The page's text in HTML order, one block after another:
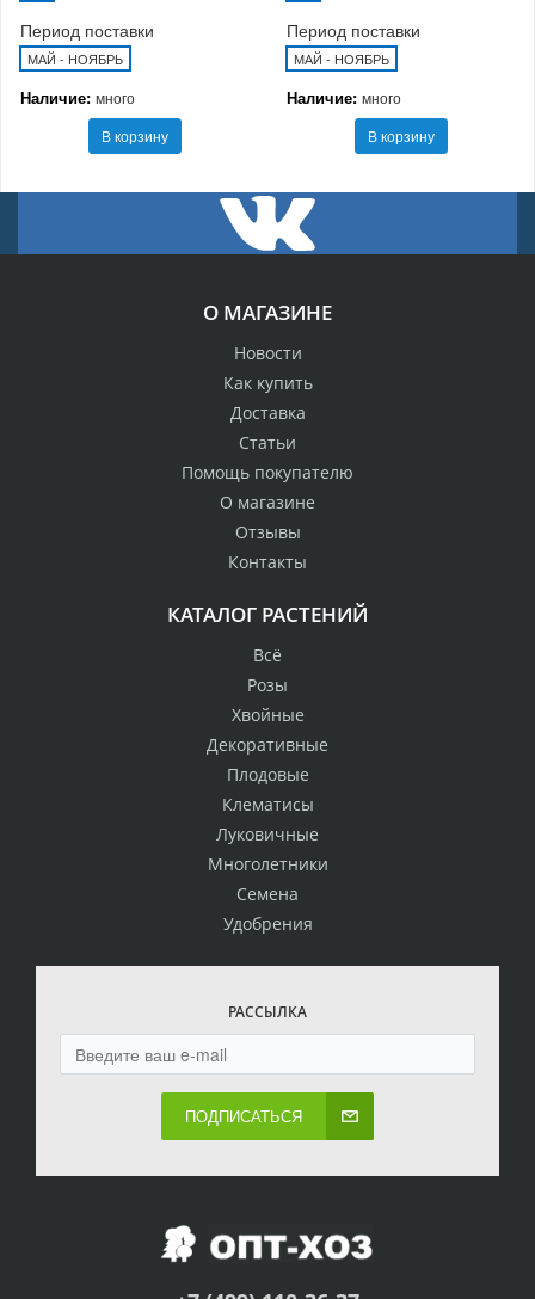
Период поставки
МАЙ - НОЯБРЬ
Наличие: много
В корзину
Период поставки
МАЙ - НОЯБРЬ
Наличие: много
В корзину
О МАГАЗИНЕ
Новости
Как купить
Доставка
Статьи
Помощь покупателю
О магазине
Отзывы
Контакты
КАТАЛОГ РАСТЕНИЙ
Всё
Розы
Хвойные
Декоративные
Плодовые
Клематисы
Луковичные
Многолетники
Семена
Удобрения
РАССЫЛКА
ПОДПИСАТЬСЯ